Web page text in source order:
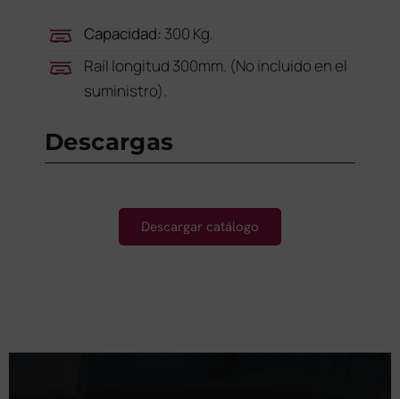
Capacidad: 300 Kg.
Raíl longitud 300mm. (No incluido en el
suministro).
Descargas
Descargar catálogo